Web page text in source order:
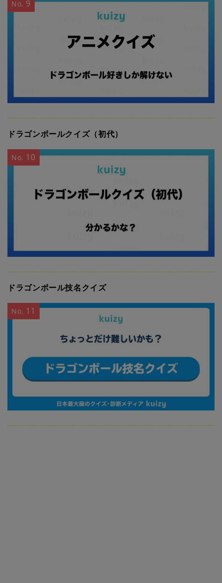
No. 9
ドラゴンボールクイズ（初代）
No. 10
ドラゴンボール技名クイズ
No. 11